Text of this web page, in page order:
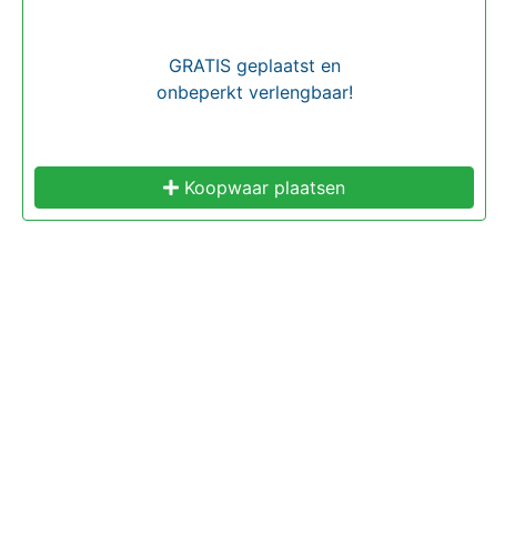
GRATIS geplaatst en
onbeperkt verlengbaar!
Koopwaar plaatsen